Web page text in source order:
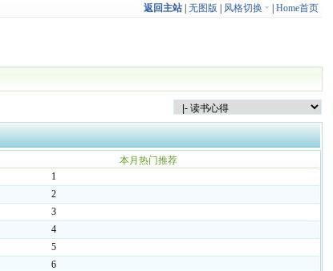
返回主站| 无图版 风格切换 Home首页
本月热门推荐
1
2
3
4
5
6